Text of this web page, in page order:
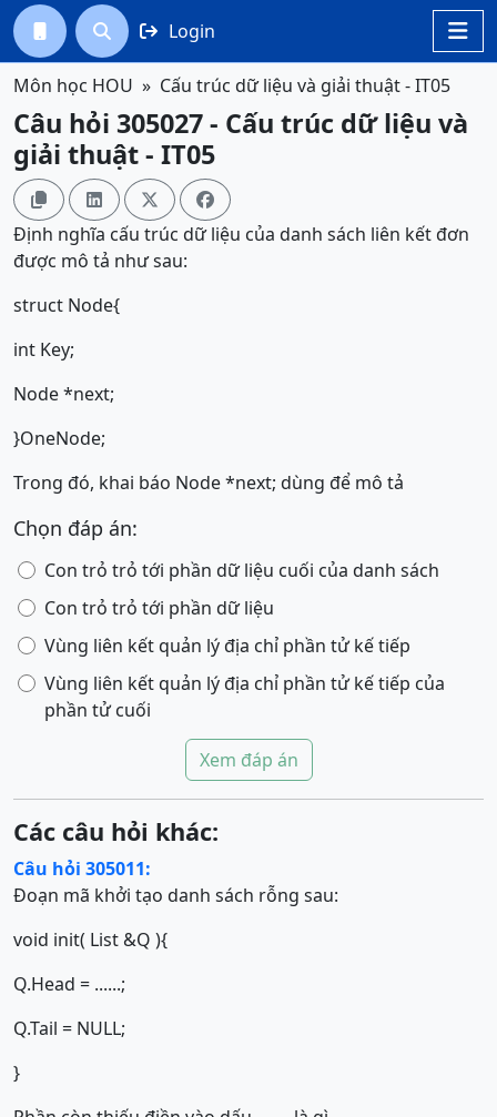

  Login
Môn học HOU Cấu trúc dữ liệu và giải thuật - IT05
Câu hỏi 305027 - Cấu trúc dữ liệu và
giải thuật - IT05
   
Định nghĩa cấu trúc dữ liệu của danh sách liên kết đơn
được mô tả như sau:
struct Node{
int Key;
Node *next;
}OneNode;
Trong đó, khai báo Node *next; dùng để mô tả
Chọn đáp án:
Con trỏ trỏ tới phần dữ liệu cuối của danh sách
Con trỏ trỏ tới phần dữ liệu
Vùng liên kết quản lý địa chỉ phần tử kế tiếp
Vùng liên kết quản lý địa chỉ phần tử kế tiếp của
phần tử cuối
Xem đáp án
Các câu hỏi khác:
Câu hỏi 305011:
Đoạn mã khởi tạo danh sách rỗng sau:
void init( List &Q ){
Q.Head = ......;
Q.Tail = NULL;
}